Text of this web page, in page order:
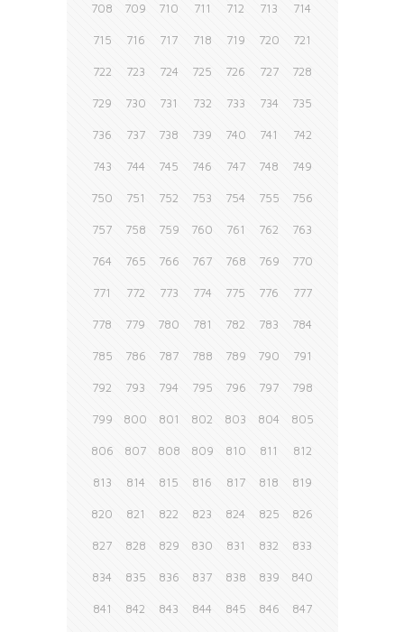
708 709 710 711 712 713 714
715 716 717 718 719 720 721
722 723 724 725 726 727 728
729 730 731 732 733 734 735
736 737 738 739 740 741 742
743 744 745 746 747 748 749
750 751 752 753 754 755 756
757 758 759 760 761 762 763
764 765 766 767 768 769 770
771 772 773 774 775 776 777
778 779 780 781 782 783 784
785 786 787 788 789 790 791
792 793 794 795 796 797 798
799 800 801 802 803 804 805
806 807 808 809 810 811 812
813 814 815 816 817 818 819
820 821 822 823 824 825 826
827 828 829 830 831 832 833
834 835 836 837 838 839 840
841 842 843 844 845 846 847